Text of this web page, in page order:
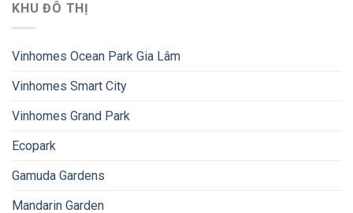
KHU ĐÔ THỊ
Vinhomes Ocean Park Gia Lâm
Vinhomes Smart City
Vinhomes Grand Park
Ecopark
Gamuda Gardens
Mandarin Garden